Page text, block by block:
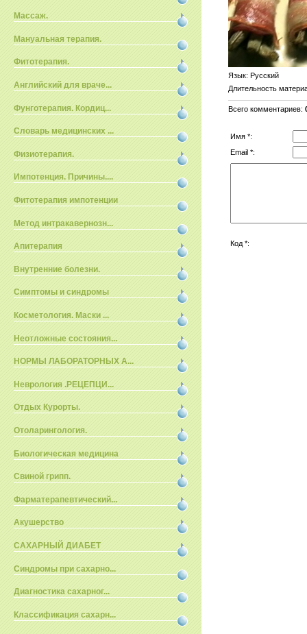
Массаж.
Мануальная терапия.
Фитотерапия.
Английский для враче...
Фунготерапия. Кордиц...
Словарь медицинских ...
Физиотерапия.
Импотенция. Причины....
Фитотерапия импотенции
Метод интракавернозн...
Апитерапия
Внутренние болезни.
Симптомы и синдромы
Косметология. Маски ...
Неотложные состояния...
НОРМЫ ЛАБОРАТОРНЫХ А...
Неврология .РЕЦЕПЦИ...
Отдых Курорты.
Отоларингология.
Биологическая медицина
Свиной грипп.
Фарматерапевтический...
Акушерство
САХАРНЫЙ ДИАБЕТ
Синдромы при сахарно...
Диагностика сахарног...
Классификация сахарн...
Язык: Русский
Длительность
Всего комментариев:
Имя *:
Email *:
Код *: